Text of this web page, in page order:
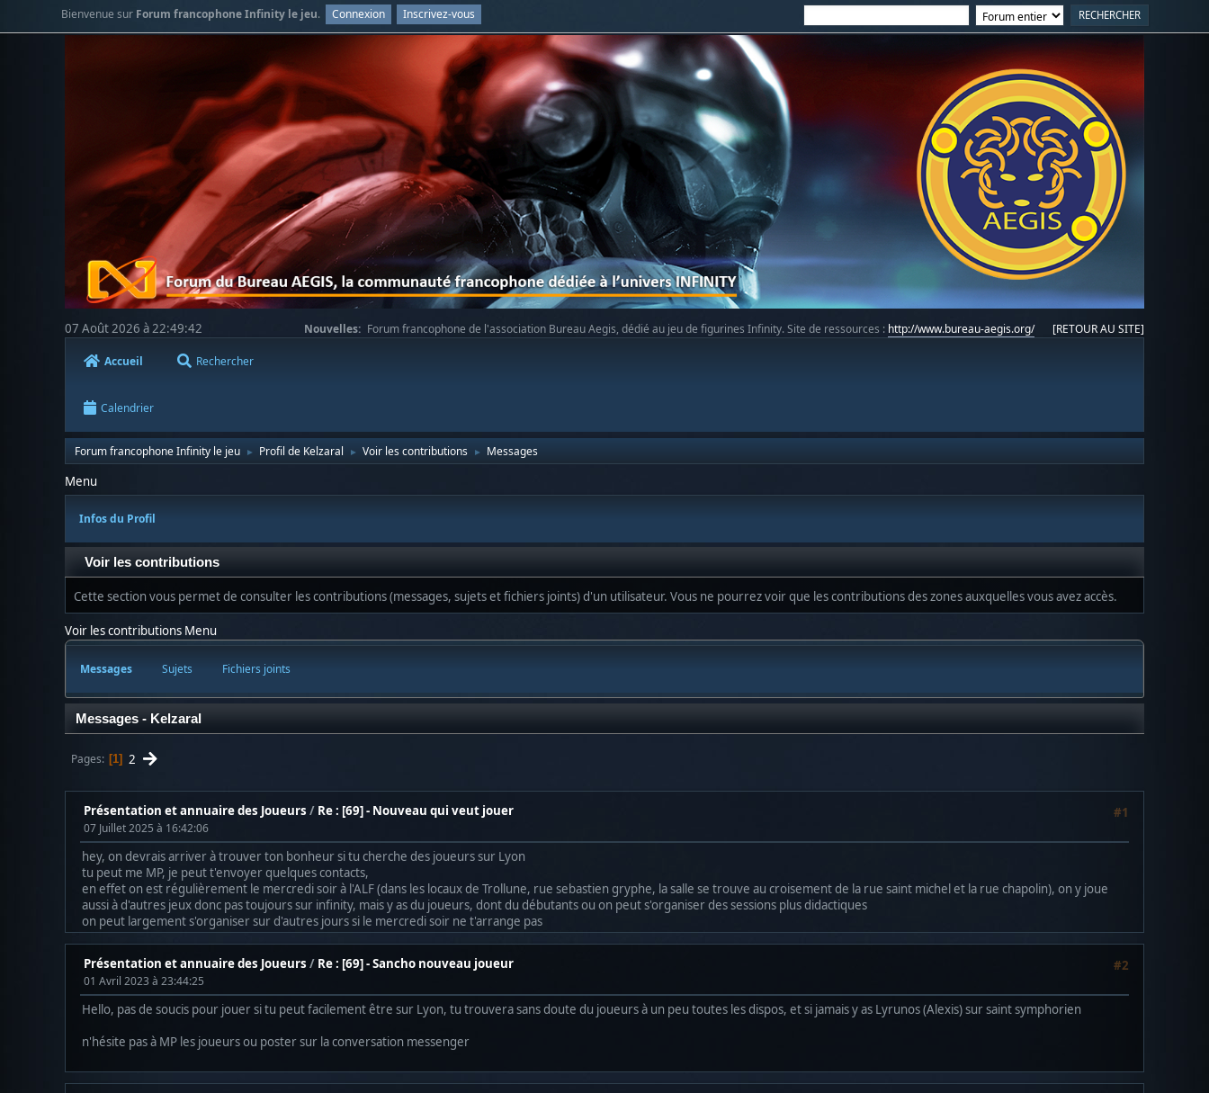
Bienvenue sur Forum francophone Infinity le jeu. Connexion Inscrivez-vous
[RETOUR AU SITE]
07 Août 2026 à 22:49:42 Nouvelles: Forum francophone de l'association Bureau Aegis, dédié au jeu de figurines Infinity. Site de ressources : http://www.bureau-aegis.org/
Accueil Rechercher
Calendrier
Forum francophone Infinity le jeu ► Profil de Kelzaral ► Voir les contributions ► Messages
Menu
Infos du Profil
Voir les contributions
Cette section vous permet de consulter les contributions (messages, sujets et fichiers joints) d'un utilisateur. Vous ne pourrez voir que les contributions des zones auxquelles vous avez accès.
Voir les contributions Menu
Messages Sujets Fichiers joints
Messages - Kelzaral
Pages 1 2
#1
Présentation et annuaire des Joueurs / Re : [69] - Nouveau qui veut jouer
07 Juillet 2025 à 16:42:06
hey, on devrais arriver à trouver ton bonheur si tu cherche des joueurs sur Lyon
tu peut me MP, je peut t'envoyer quelques contacts,
en effet on est régulièrement le mercredi soir à l'ALF (dans les locaux de Trollune, rue sebastien gryphe, la salle se trouve au croisement de la rue saint michel et la rue chapolin), on y joue
aussi à d'autres jeux donc pas toujours sur infinity, mais y as du joueurs, dont du débutants ou on peut s'organiser des sessions plus didactiques
on peut largement s'organiser sur d'autres jours si le mercredi soir ne t'arrange pas
#2
Présentation et annuaire des Joueurs / Re : [69] - Sancho nouveau joueur
01 Avril 2023 à 23:44:25
Hello, pas de soucis pour jouer si tu peut facilement être sur Lyon, tu trouvera sans doute du joueurs à un peu toutes les dispos, et si jamais y as Lyrunos (Alexis) sur saint symphorien
n'hésite pas à MP les joueurs ou poster sur la conversation messenger